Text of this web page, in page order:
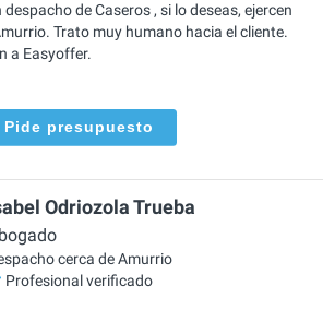
de Caseros , si lo deseas, ejercen
Trato muy humano hacia el cliente.
a Easyoffer.
Pide presupuesto
Odriozola Trueba
cerca de Amurrio
Profesional verificado